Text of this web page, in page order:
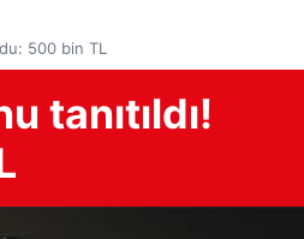
500 bin TL
tanıtıldı!